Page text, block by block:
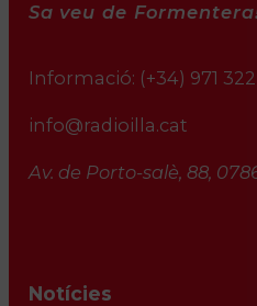
Sa veu de
Informació: (+34) 971 322
info@radioilla.cat
Av. de Porto-salè, 88,
Notícies